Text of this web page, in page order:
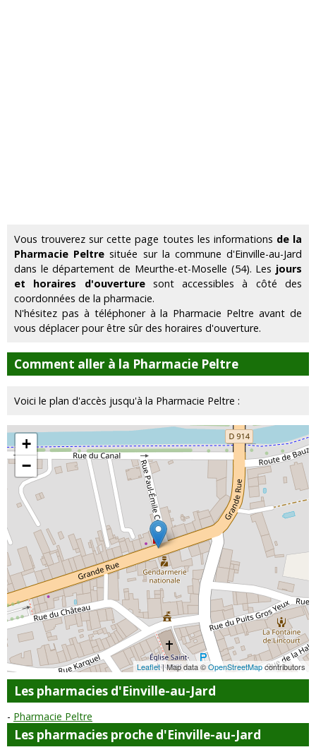
Vous trouverez sur cette page toutes les informations de la
Pharmacie Peltre située sur la commune d'Einville-au-Jard
dans le département de Meurthe-et-Moselle (54). Les jours
et horaires d'ouverturesont accessibles à côté des
coordonnées de la pharmacie.
N'hésitez pas à téléphoner à la Pharmacie Peltre avant de
vous déplacer pour être sûr des horaires d'ouverture.
Comment aller à la Pharmacie Peltre
Voici le plan d'accès jusqu'à la Pharmacie Peltre :
+
−
Leaflet| Map data ©OpenStreetMapcontributors
Les pharmacies d'Einville-au-Jard
Pharmacie Peltre
Les pharmacies proche d'Einville-au-Jard